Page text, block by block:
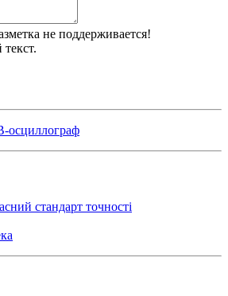
не поддерживается!
осциллограф
стандарт точності